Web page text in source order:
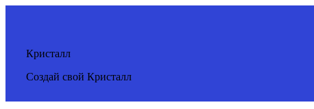
Кристалл
Создай свой Кристалл